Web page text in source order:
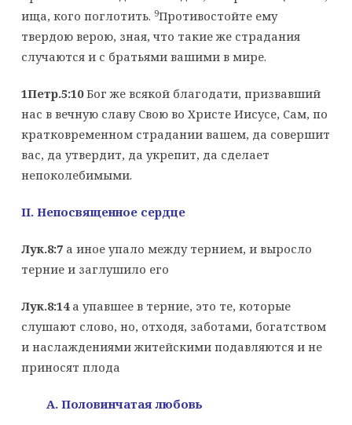
ища, кого поглотить. 9Противостойте ему
твердою верою, зная, что такие же страдания
случаются и с братьями вашими в мире.
1Петр.5:10Бог же всякой благодати, призвавший
нас в вечную славу Свою во Христе Иисусе, Сам, по
кратковременном страдании вашем, да совершит
вас, да утвердит, да укрепит, да сделает
непоколебимыми.
II. Непосвященное сердце
Лук.8:7а иное упало между тернием, и выросло
терние и заглушило его
Лук.8:14а упавшее в терние, это те, которые
слушают слово, но, отходя, заботами, богатством
и наслаждениями житейскими подавляются и не
приносят плода
A. Половинчатая любовь